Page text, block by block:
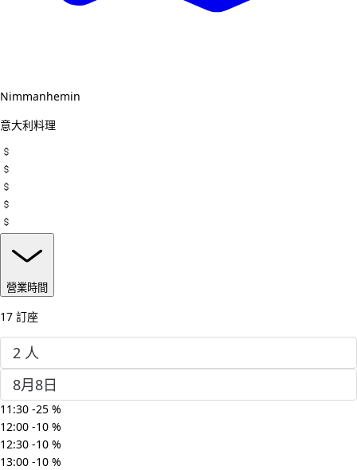
Nimmanhemin
意大利料理
營業時間
17 訂座
11:30 -25 %
12:00 -10 %
12:30 -10 %
13:00 -10 %